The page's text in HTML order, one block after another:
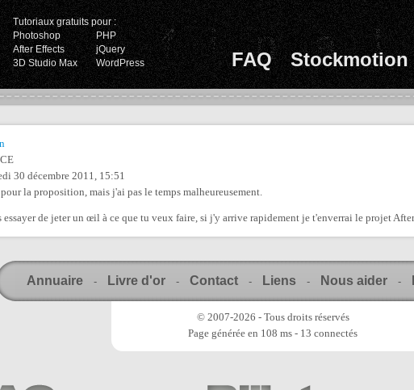
Tutoriaux gratuits pour :
Photoshop
PHP
After Effects
jQuery
3D Studio Max
WordPress FAQ Stockmotion
30 décembre 2011, 15:51
la proposition, mais j'ai pas le temps malheureusement.
essayer de jeter un œil à ce que tu veux faire, si j'y arrive rapidement je t'enverrai le projet
Annuaire - Livre d'or - Contact - Liens - Nous aider -
© 2007-2026 - Tous droits réservés
Page générée en 108 ms - 13 connectés